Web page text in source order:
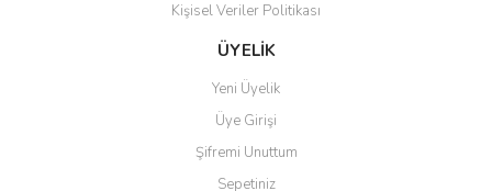
Gönder
Kişisel Veriler Politikası
ÜYELİK
Yeni Üyelik
Üye Girişi
Şifremi Unuttum
Sepetiniz